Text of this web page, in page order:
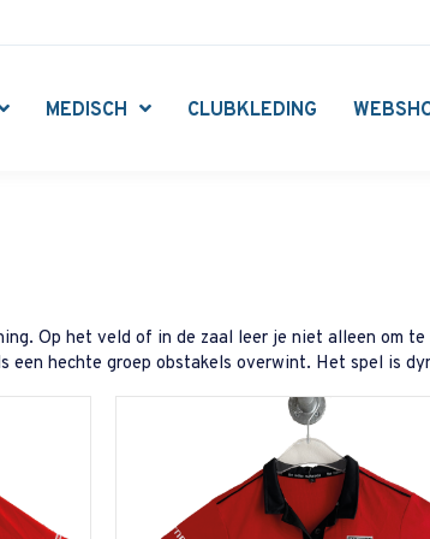
MEDISCH CLUBKLEDING
Op het veld of in de zaal leer je niet alleen om
hechte groep obstakels overwint. Het spel is